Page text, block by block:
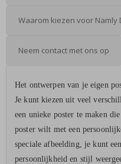
Waarom kiezen voor Namly
Neem contact met ons op
Het ontwerpen van je eigen
Je kunt kiezen uit veel
een unieke poster te maken
poster wilt met een
speciale afbeelding, je kunt
persoonlijkheid en stijl